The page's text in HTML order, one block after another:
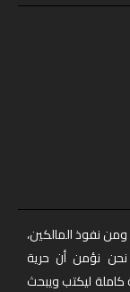
نفوذ المالكين،
نحن نؤمن أن حرية
ليكتب ويبحث